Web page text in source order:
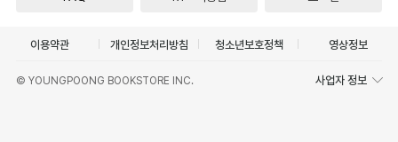
이용약관 개인정보처리방침 청소년보호정책 영상정보
© YOUNGPOONG BOOKSTORE INC. 사업자 정보